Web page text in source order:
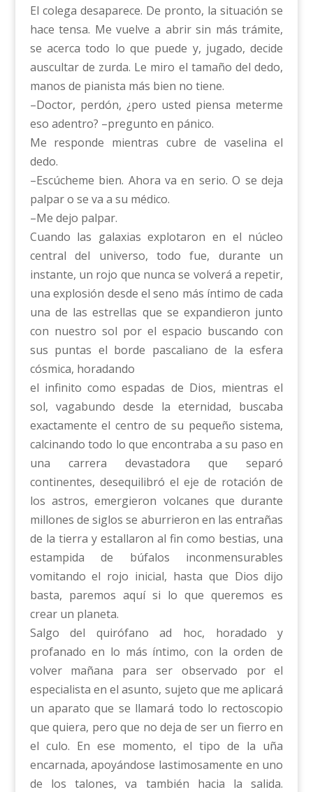
El colega desaparece. De pronto, la situación se
hace tensa. Me vuelve a abrir sin más trámite,
se acerca todo lo que puede y, jugado, decide
auscultar de zurda. Le miro el tamaño del dedo,
manos de pianista más bien no tiene.
–Doctor, perdón, ¿pero usted piensa meterme
eso adentro? –pregunto en pánico.
Me responde mientras cubre de vaselina el
dedo.
–Escúcheme bien. Ahora va en serio. O se deja
palpar o se va a su médico.
–Me dejo palpar.
Cuando las galaxias explotaron en el núcleo
central del universo, todo fue, durante un
instante, un rojo que nunca se volverá a repetir,
una explosión desde el seno más íntimo de cada
una de las estrellas que se expandieron junto
con nuestro sol por el espacio buscando con
sus puntas el borde pascaliano de la esfera
cósmica, horadando
el infinito como espadas de Dios, mientras el
sol, vagabundo desde la eternidad, buscaba
exactamente el centro de su pequeño sistema,
calcinando todo lo que encontraba a su paso en
una carrera devastadora que separó
continentes, desequilibró el eje de rotación de
los astros, emergieron volcanes que durante
millones de siglos se aburrieron en las entrañas
de la tierra y estallaron al fin como bestias, una
estampida de búfalos inconmensurables
vomitando el rojo inicial, hasta que Dios dijo
basta, paremos aquí si lo que queremos es
crear un planeta.
Salgo del quirófano ad hoc, horadado y
profanado en lo más íntimo, con la orden de
volver mañana para ser observado por el
especialista en el asunto, sujeto que me aplicará
un aparato que se llamará todo lo rectoscopio
que quiera, pero que no deja de ser un fierro en
el culo. En ese momento, el tipo de la uña
encarnada, apoyándose lastimosamente en uno
de los talones, va también hacia la salida.